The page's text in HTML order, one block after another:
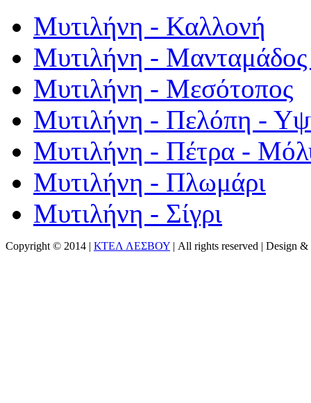
Μυτιλήνη - Καλλονή
Μυτιλήνη - Μανταμάδος
Μυτιλήνη - Μεσότοπος
Μυτιλήνη - Πελόπη -
Μυτιλήνη - Πέτρα -
Μυτιλήνη - Πλωμάρι
Μυτιλήνη - Σίγρι
Copyright © 2014 | ΚΤΕΛ ΛΕΣΒΟΥ | All rights reserved | Design &